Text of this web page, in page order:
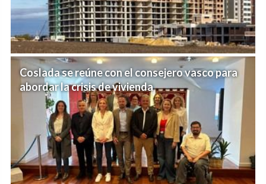
Coslada se reúne con el consejero vasco para
abordar la crisis de vivienda